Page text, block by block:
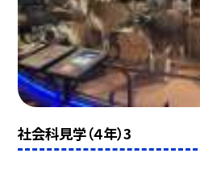
社会科見学（４年）3